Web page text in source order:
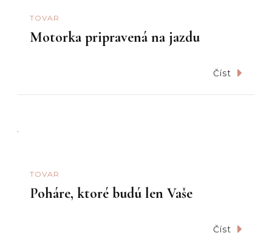
TOVAR
Motorka pripravená na jazdu
Číst
TOVAR
Poháre, ktoré budú len Vaše
Číst